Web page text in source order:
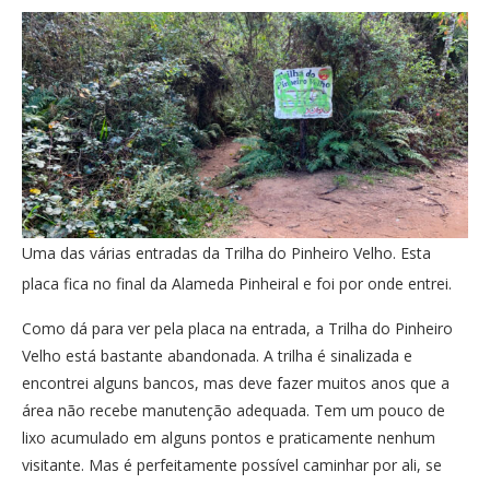
Uma das várias entradas da Trilha do Pinheiro Velho. Esta
placa fica no final da Alameda Pinheiral e foi por onde entrei.
Como dá para ver pela placa na entrada, a Trilha do Pinheiro
Velho está bastante abandonada. A trilha é sinalizada e
encontrei alguns bancos, mas deve fazer muitos anos que a
área não recebe manutenção adequada. Tem um pouco de
lixo acumulado em alguns pontos e praticamente nenhum
visitante. Mas é perfeitamente possível caminhar por ali, se